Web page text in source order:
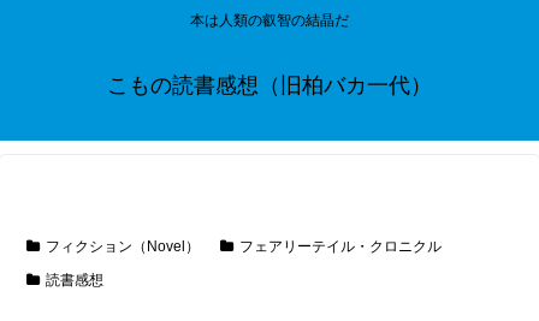
本は人類の叡智の結晶だ
こもの読書感想（旧柏バカ一代）
フィクション（Novel）
フェアリーテイル・クロニクル
読書感想